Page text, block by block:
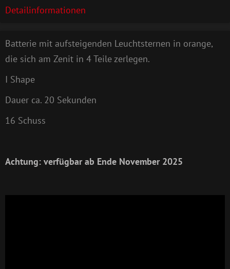
Detailinformationen
Batterie mit aufsteigenden Leuchtsternen in orange,
die sich am Zenit in 4 Teile zerlegen.
I Shape
Dauer ca. 20 Sekunden
16 Schuss
Achtung: verfügbar ab Ende November 2025